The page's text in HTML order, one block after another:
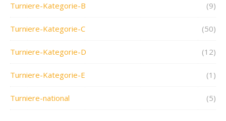
Turniere-Kategorie-B (9)
Turniere-Kategorie-C (50)
Turniere-Kategorie-D (12)
Turniere-Kategorie-E (1)
Turniere-national (5)